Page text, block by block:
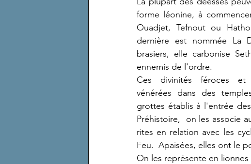
forme léonine, à
Ouadjet, Tefnout ou
dernière est nommée La
brasiers, elle carbonise
ennemis de l'ordre.
Ces divinités féroces et
vénérées dans des
grottes établis à l'entrée
Préhistoire,  on les associe
rites en relation avec les
Feu.  Apaisées, elles ont le
On les représente en